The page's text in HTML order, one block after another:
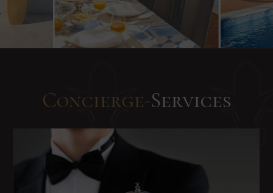
Concierge-Services